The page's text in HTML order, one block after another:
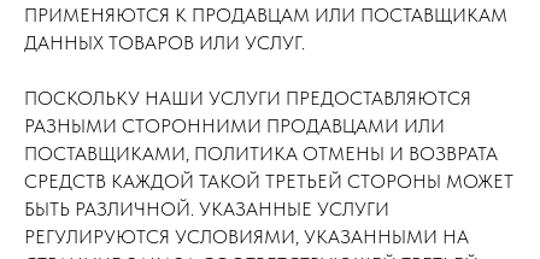
ПРИМЕНЯЮТСЯ К ПРОДАВЦАМ ИЛИ ПОСТАВЩИКАМ
ДАННЫХ ТОВАРОВ ИЛИ УСЛУГ.
ПОСКОЛЬКУ НАШИ УСЛУГИ ПРЕДОСТАВЛЯЮТСЯ
РАЗНЫМИ СТОРОННИМИ ПРОДАВЦАМИ ИЛИ
ПОСТАВЩИКАМИ, ПОЛИТИКА ОТМЕНЫ И ВОЗВРАТА
СРЕДСТВ КАЖДОЙ ТАКОЙ ТРЕТЬЕЙ СТОРОНЫ МОЖЕТ
БЫТЬ РАЗЛИЧНОЙ. УКАЗАННЫЕ УСЛУГИ
РЕГУЛИРУЮТСЯ УСЛОВИЯМИ, УКАЗАННЫМИ НА